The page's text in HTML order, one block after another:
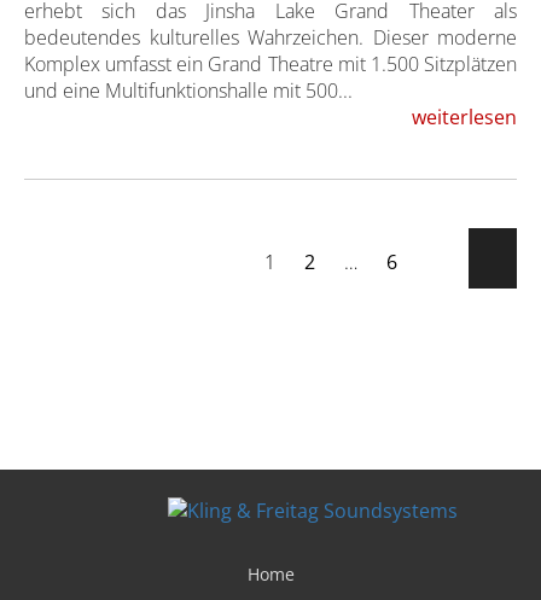
erhebt sich das Jinsha Lake Grand Theater als
bedeutendes kulturelles Wahrzeichen. Dieser moderne
Komplex umfasst ein Grand Theatre mit 1.500 Sitzplätzen
und eine Multifunktionshalle mit 500...
weiterlesen
1 2 … 6
Home